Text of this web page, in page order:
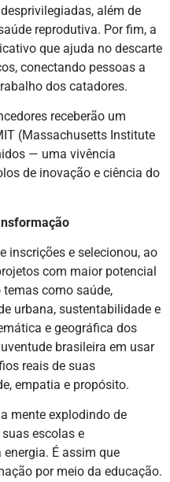
além de
reprodutiva. Por fim, a
que ajuda no descarte
conectando pessoas a
dos catadores.
receberão um
(Massachusetts Institute
— uma vivência
de inovação e ciência do
inscrições e selecionou, ao
com maior potencial
como saúde,
urbana, sustentabilidade e
e geográfica dos
brasileira em usar
reais de suas
empatia e propósito.
mente explodindo de
escolas e
É assim que
por meio da educação.